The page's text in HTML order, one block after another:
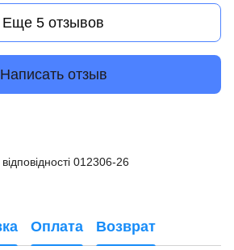
Еще 5 отзывов
Написать отзыв
012306-26
Оплата Возврат